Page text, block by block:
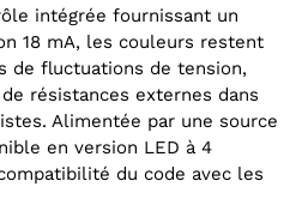
intégrée fournissant un
18 mA, les couleurs restent
de fluctuations de tension,
résistances externes dans
Alimentée par une source
en version LED à 4
du code avec les